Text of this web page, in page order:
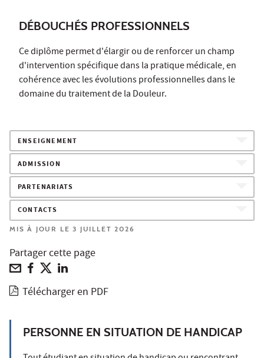
DÉBOUCHÉS PROFESSIONNELS
Ce diplôme permet d'élargir ou de renforcer un champ
d'intervention spécifique dans la pratique médicale, en
cohérence avec les évolutions professionnelles dans le
domaine du traitement de la Douleur.
ENSEIGNEMENT
ADMISSION
PARTENARIATS
CONTACTS
MIS À JOUR LE 3 JUILLET 2026
Partager cette page
Télécharger en PDF
PERSONNE EN SITUATION DE HANDICAP